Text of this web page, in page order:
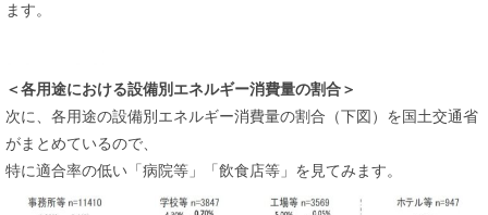
ます。
＜各用途における設備別エネルギー消費量の割合＞
次に、各用途の設備別エネルギー消費量の割合（下図）を国土交通省
がまとめているので、
特に適合率の低い「病院等」「飲食店等」を見てみます。